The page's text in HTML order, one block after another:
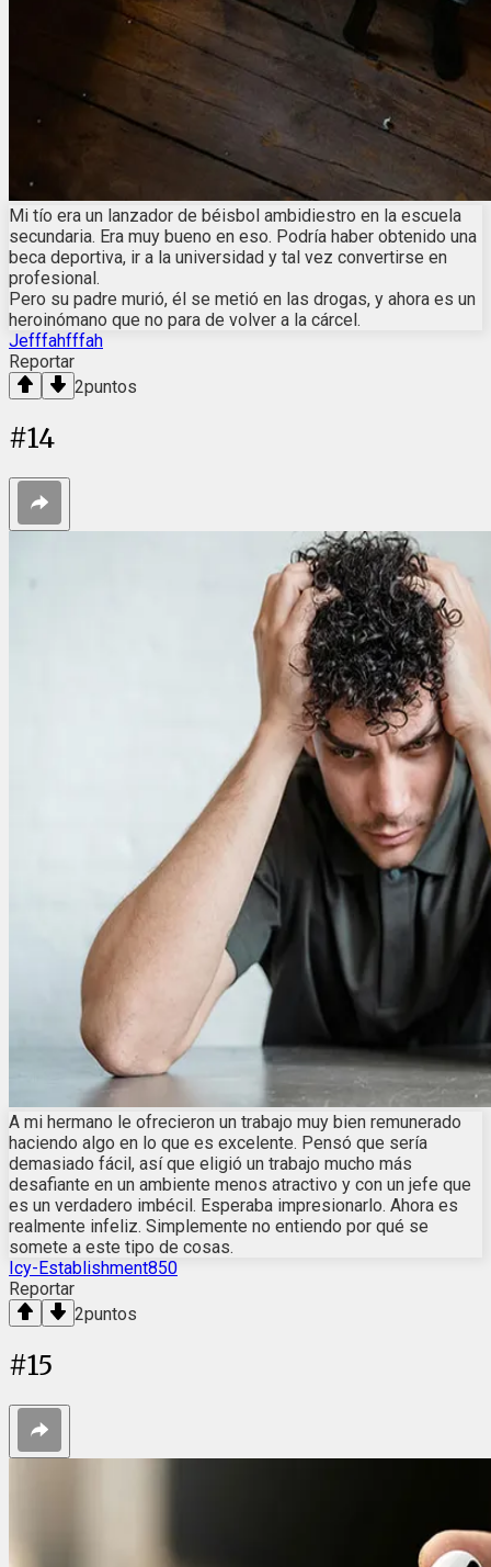
Mi tío era un lanzador de béisbol ambidiestro en la escuela
secundaria. Era muy bueno en eso. Podría haber obtenido una
beca deportiva, ir a la universidad y tal vez convertirse en
profesional.
Pero su padre murió, él se metió en las drogas, y ahora es un
heroinómano que no para de volver a la cárcel.
Jefffahfffah
Reportar
2puntos
#14
A mi hermano le ofrecieron un trabajo muy bien remunerado
haciendo algo en lo que es excelente. Pensó que sería
demasiado fácil, así que eligió un trabajo mucho más
desafiante en un ambiente menos atractivo y con un jefe que
es un verdadero imbécil. Esperaba impresionarlo. Ahora es
realmente infeliz. Simplemente no entiendo por qué se
somete a este tipo de cosas.
Icy-Establishment850
Reportar
2puntos
#15